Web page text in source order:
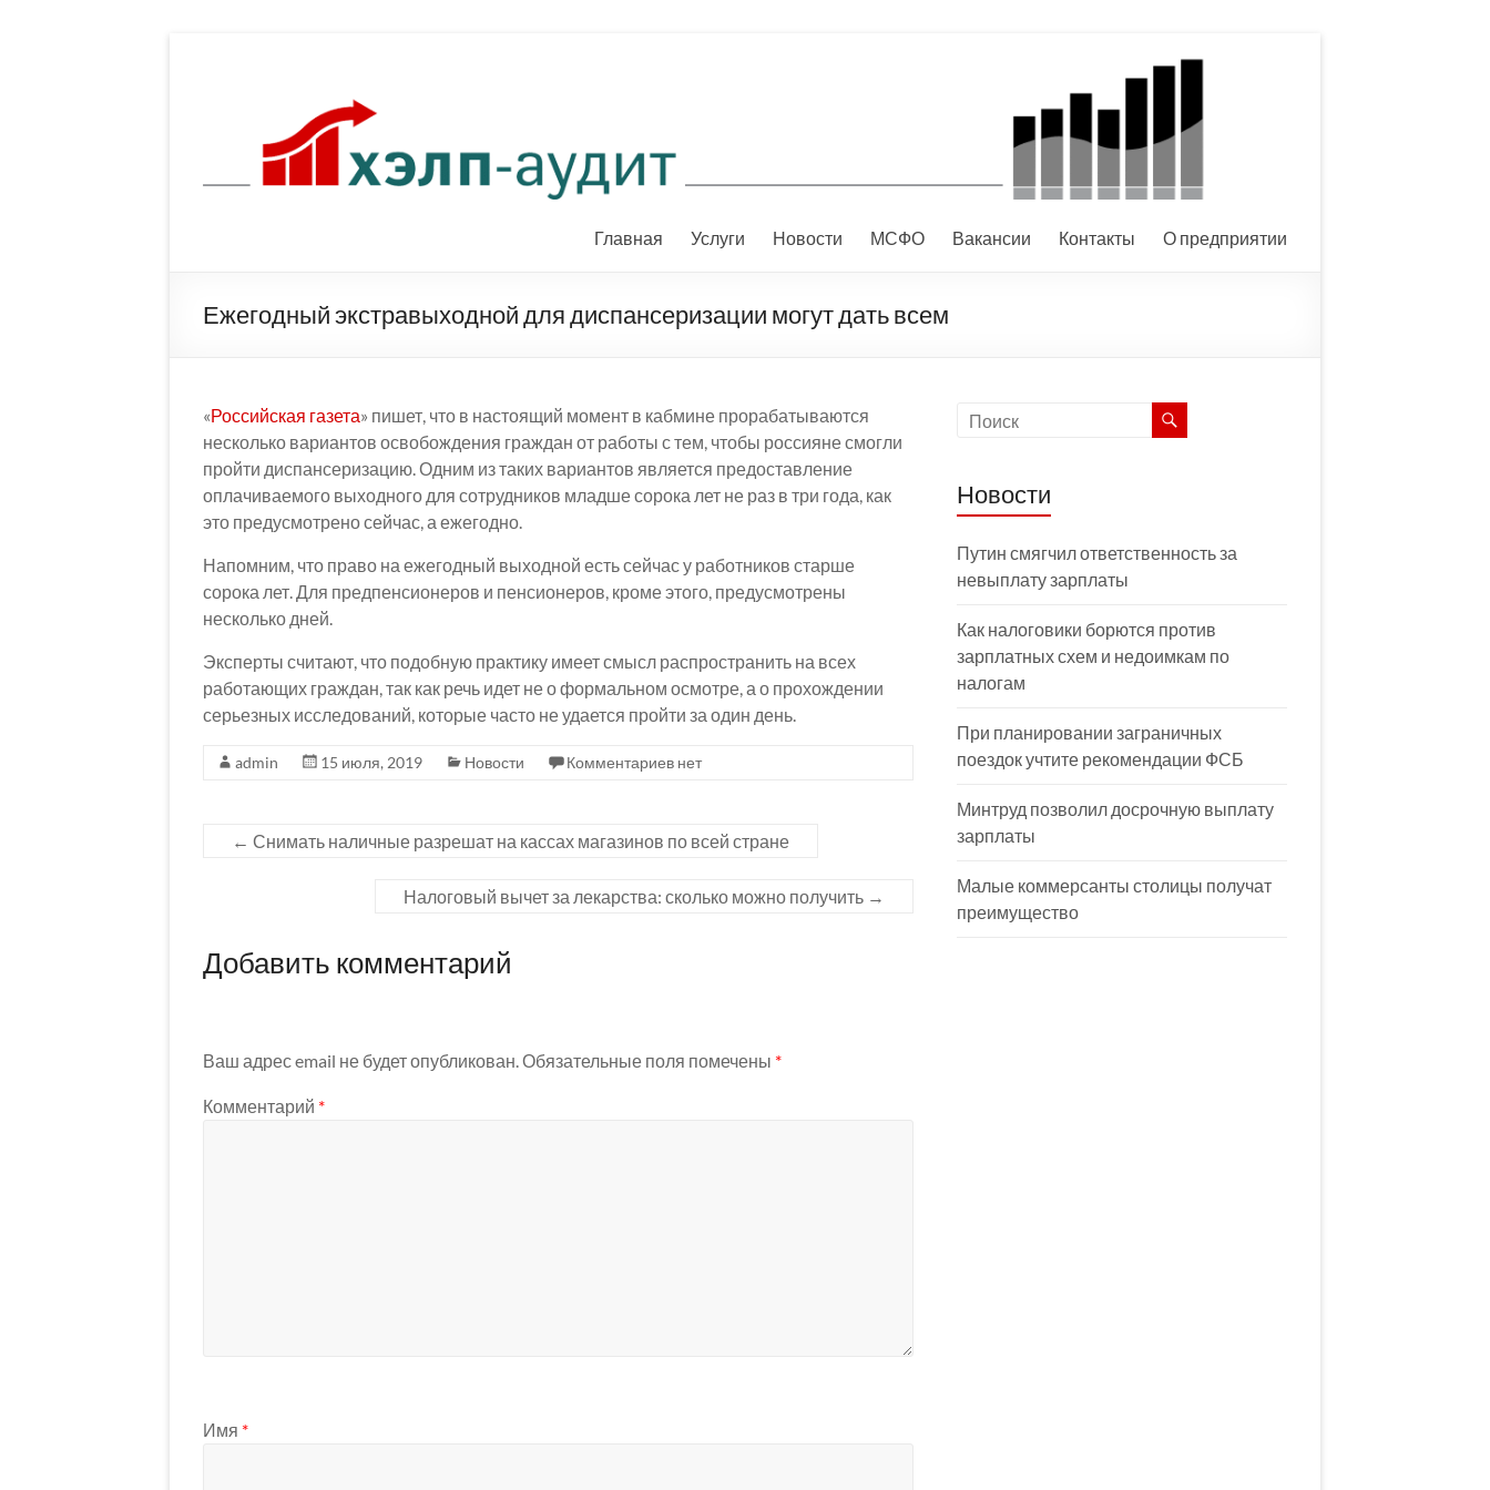
Главная Услуги Новости МСФО Вакансии Контакты О предприятии
Ежегодный экстравыходной для диспансеризации могут дать всем
«Российская газета» пишет, что в настоящий момент в кабмине прорабатываются
несколько вариантов освобождения граждан от работы с тем, чтобы россияне смогли
пройти диспансеризацию. Одним из таких вариантов является предоставление
оплачиваемого выходного для сотрудников младше сорока лет не раз в три года, как
это предусмотрено сейчас, а ежегодно.
Напомним, что право на ежегодный выходной есть сейчас у работников старше
сорока лет. Для предпенсионеров и пенсионеров, кроме этого, предусмотрены
несколько дней.
Эксперты считают, что подобную практику имеет смысл распространить на всех
работающих граждан, так как речь идет не о формальном осмотре, а о прохождении
серьезных исследований, которые часто не удается пройти за один день.
admin 15 июля, 2019 Новости Комментариев нет
← Снимать наличные разрешат на кассах магазинов по всей стране
Налоговый вычет за лекарства: сколько можно получить →
Добавить комментарий
Ваш адрес email не будет опубликован. Обязательные поля помечены *
Комментарий *
Имя *
Новости
Путин смягчил ответственность за
невыплату зарплаты
Как налоговики борются против
зарплатных схем и недоимкам по
налогам
При планировании заграничных
поездок учтите рекомендации ФСБ
Минтруд позволил досрочную выплату
зарплаты
Малые коммерсанты столицы получат
преимущество